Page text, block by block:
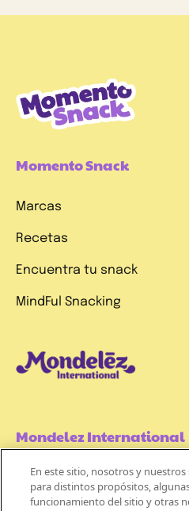
Momento Snack
Marcas
Recetas
Encuentra tu snack
MindFul Snacking
Mondelez International
Términos de uso
En este sitio, nosotros y
para distintos propósitos,
funcionamiento del sitio y otras